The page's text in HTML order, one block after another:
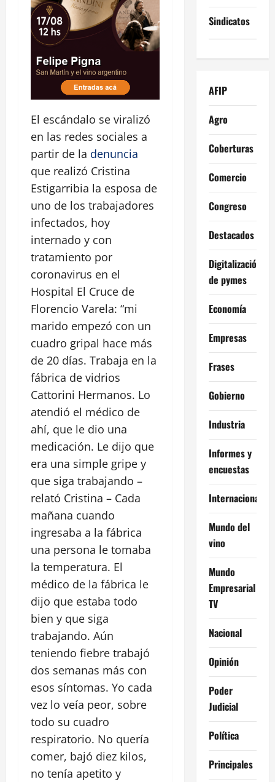
El escándalo se viralizó
en las redes sociales a
partir de la denuncia
que realizó Cristina
Estigarribia la esposa de
uno de los trabajadores
infectados, hoy
internado y con
tratamiento por
coronavirus en el
Hospital El Cruce de
Florencio Varela: “mi
marido empezó con un
cuadro gripal hace más
de 20 días. Trabaja en la
fábrica de vidrios
Cattorini Hermanos. Lo
atendió el médico de
ahí, que le dio una
medicación. Le dijo que
era una simple gripe y
que siga trabajando –
relató Cristina – Cada
mañana cuando
ingresaba a la fábrica
una persona le tomaba
la temperatura. El
médico de la fábrica le
dijo que estaba todo
bien y que siga
trabajando. Aún
teniendo fiebre trabajó
dos semanas más con
esos síntomas. Yo cada
vez lo veía peor, sobre
todo su cuadro
respiratorio. No quería
comer, bajó diez kilos,
no tenía apetito y
Sindicatos
AFIP
Agro
Coberturas
Comercio
Congreso
Destacados
Digitalización
de pymes
Economía
Empresas
Frases
Gobierno
Industria
Informes y
encuestas
Internacional
Mundo del
vino
Mundo
Empresarial
TV
Nacional
Opinión
Poder
Judicial
Política
Principales